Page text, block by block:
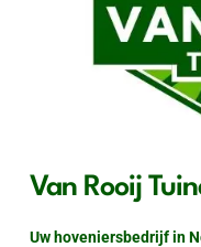
Van Rooij
Uw hoveniersbedrijf in